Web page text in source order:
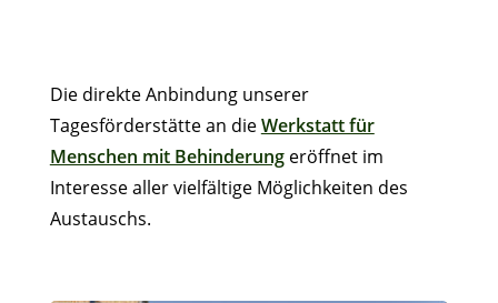
Die direkte Anbindung unserer
Tagesförderstätte an dieWerkstatt für
Menschen mit Behinderungeröffnet im
Interesse aller vielfältige Möglichkeiten des
Austauschs.